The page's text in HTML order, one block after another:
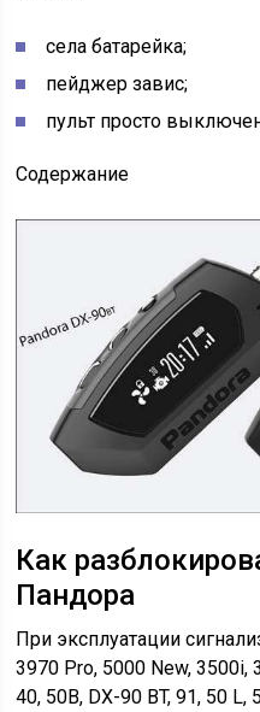
села батарейка;
пейджер завис;
пульт просто
Содержание
Как
Пандора
При эксплуатации
3970 Pro, 5000 New, 3500i,
40, 50B, DX-90 BT, 91, 50